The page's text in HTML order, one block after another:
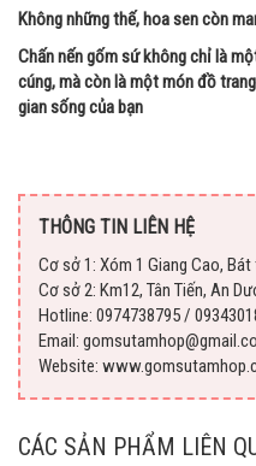
Không những thế, hoa sen còn
Chấn nến gốm sứ không chỉ là
cúng, mà còn là một món đồ
gian sống của bạn
THÔNG TIN LIÊN HỆ
Cơ sở 1: Xóm 1 Giang Cao,
Cơ sở 2: Km12, Tân Tiến, An
Hotline: 0974738795 /
Email:
Website:
CÁC SẢN PHẨM LIÊN